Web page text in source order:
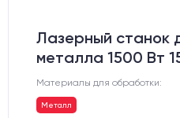
Лазерный станок
металла 1500 Вт
Материалы для обработки:
Металл